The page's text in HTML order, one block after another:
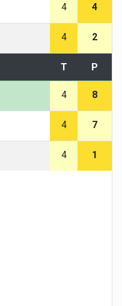
4 4
4 2
T P
4 8
4 7
4 1